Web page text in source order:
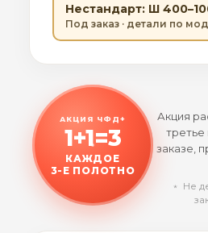
Нестандарт: Ш
Под заказ · детали по
АКЦИЯ ЧФД+
1+1=3
КАЖДОЕ
3-Е ПОЛОТНО
Акция
заказе,
﹡ Не